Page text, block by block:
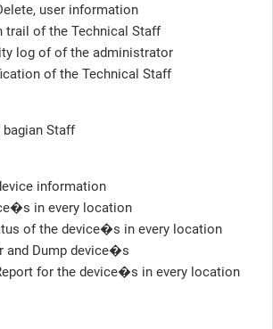
user information
trail of the Technical Staff
log of of the administrator
of the Technical Staff
Staff
information
in every location
of the device�s in every location
and Dump device�s
for the device�s in every location